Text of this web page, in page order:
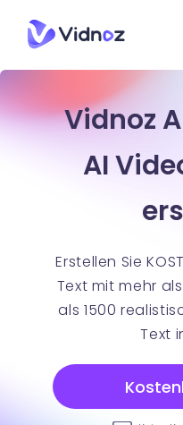
Vidnoz
AI
Erstellen Sie
Text mit mehr
als 1500
Text